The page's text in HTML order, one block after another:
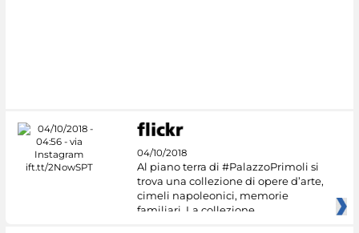
04/10/2018
Al piano terra di #PalazzoPrimoli si
trova una collezione di opere d’arte,
cimeli napoleonici, memorie
familiari. La collezione